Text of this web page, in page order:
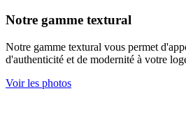
Notre gamme textural
Notre gamme textural vous permet
d'authenticité et de modernité à votre
Voir les photos